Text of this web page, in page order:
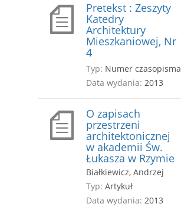
Pretekst : Zeszyty
Katedry
Architektury
Mieszkaniowej, Nr
4
Typ: Numer czasopisma
Data wydania: 2013
O zapisach
przestrzeni
architektonicznej
w akademii Św.
Łukasza w Rzymie
Białkiewicz, Andrzej
Typ: Artykuł
Data wydania: 2013